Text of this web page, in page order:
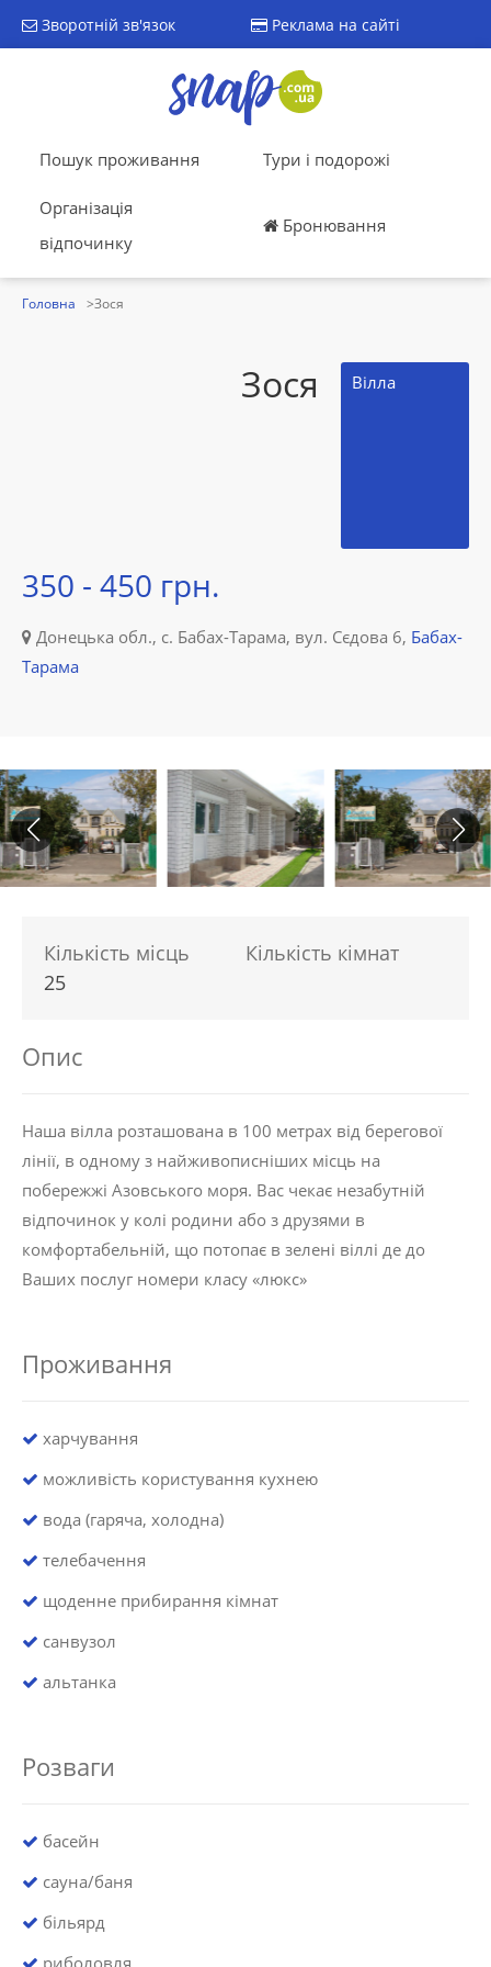
Зворотній зв'язок Реклама на сайті
Пошук проживання Тури і подорожі
Організація
відпочинку
Бронювання
Головна Зося
Зося Вілла
350 - 450 грн.
Донецька обл., с. Бабах-Тарама, вул. Сєдова 6, Бабах-
Тарама
Кількість місць
25
Кількість кімнат
Опис
Наша вілла розташована в 100 метрах від берегової
лінії, в одному з найживописніших місць на
побережжі Азовського моря. Вас чекає незабутній
відпочинок у колі родини або з друзями в
комфортабельній, що потопає в зелені віллі де до
Ваших послуг номери класу «люкс»
Проживання
харчування
можливість користування кухнею
вода (гаряча, холодна)
телебачення
щоденне прибирання кімнат
санвузол
альтанка
Розваги
басейн
сауна/баня
більярд